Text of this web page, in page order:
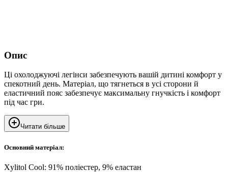
Опис
Ці охолоджуючі легінси забезпечують вашій дитині комфорт у
спекотний день. Матеріал, що тягнеться в усі сторони й
еластичний пояс забезпечує максимальну гнучкість і комфорт
під час гри.
Читати більше
Основний матеріал:
Xylitol Cool: 91% поліестер, 9% еластан